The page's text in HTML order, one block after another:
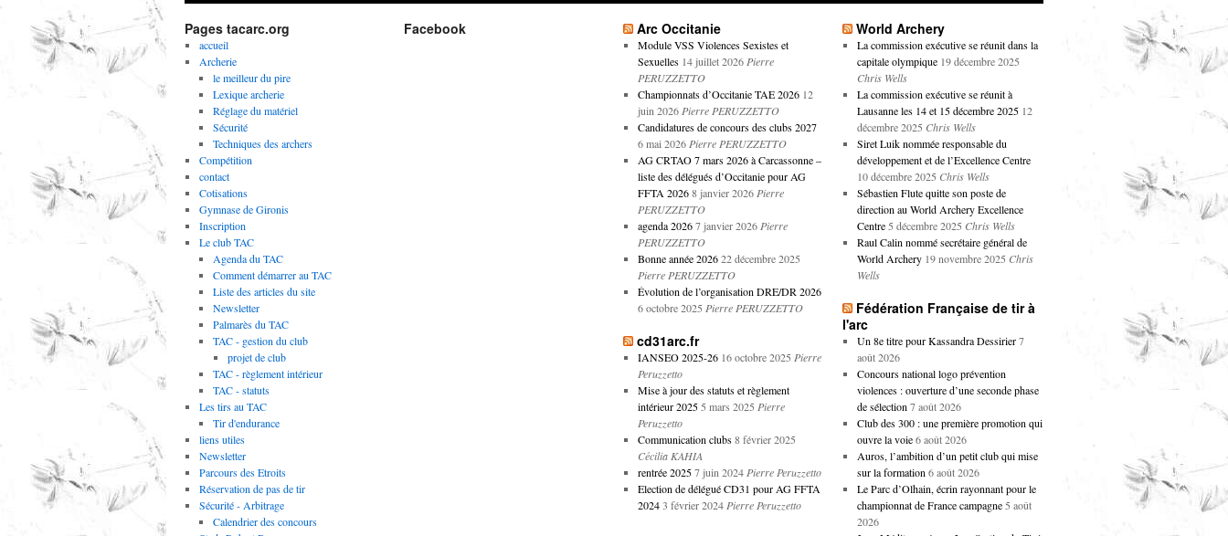
Pages tacarc.org
accueil
Archerie
le meilleur du pire
Lexique archerie
Réglage du matériel
Sécurité
Techniques des archers
Compétition
contact
Cotisations
Gymnase de Gironis
Inscription
Le club TAC
Agenda du TAC
Comment démarrer au TAC
Liste des articles du site
Newsletter
Palmarès du TAC
TAC - gestion du club
projet de club
TAC - règlement intérieur
TAC - statuts
Les tirs au TAC
Tir d'endurance
liens utiles
Newsletter
Parcours des Etroits
Réservation de pas de tir
Sécurité - Arbitrage
Calendrier des concours
Facebook Arc Occitanie
Module VSS Violences Sexistes et
Sexuelles 14 juillet 2026 Pierre
PERUZZETTO
Championnats d’Occitanie TAE 2026 12
juin 2026 Pierre PERUZZETTO
Candidatures de concours des clubs 2027
6 mai 2026 Pierre PERUZZETTO
AG CRTAO 7 mars 2026 à Carcassonne –
liste des délégués d’Occitanie pour AG
FFTA 2026 8 janvier 2026 Pierre
PERUZZETTO
agenda 2026 7 janvier 2026 Pierre
PERUZZETTO
Bonne année 2026 22 décembre 2025
Pierre PERUZZETTO
Évolution de l’organisation DRE/DR 2026
6 octobre 2025 Pierre PERUZZETTO
cd31arc.fr
IANSEO 2025-26 16 octobre 2025 Pierre
Peruzzetto
Mise à jour des statuts et règlement
intérieur 2025 5 mars 2025 Pierre
Peruzzetto
Communication clubs 8 février 2025
Cécilia KAHIA
rentrée 2025 7 juin 2024 Pierre Peruzzetto
Election de délégué CD31 pour AG FFTA
2024 3 février 2024 Pierre Peruzzetto
World Archery
La commission exécutive se réunit dans la
capitale olympique 19 décembre 2025
Chris Wells
La commission exécutive se réunit à
Lausanne les 14 et 15 décembre 2025 12
décembre 2025 Chris Wells
Siret Luik nommée responsable du
développement et de l’Excellence Centre
10 décembre 2025 Chris Wells
Sébastien Flute quitte son poste de
direction au World Archery Excellence
Centre 5 décembre 2025 Chris Wells
Raul Calin nommé secrétaire général de
World Archery 19 novembre 2025 Chris
Wells
Fédération Française de tir à
l'arc
Un 8e titre pour Kassandra Dessirier 7
août 2026
Concours national logo prévention
violences : ouverture d’une seconde phase
de sélection 7 août 2026
Club des 300 : une première promotion qui
ouvre la voie 6 août 2026
Auros, l’ambition d’un petit club qui mise
sur la formation 6 août 2026
Le Parc d’Olhain, écrin rayonnant pour le
championnat de France campagne 5 août
2026